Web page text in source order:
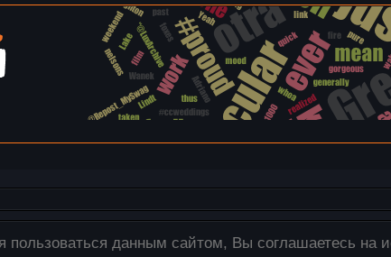
загружаются только на наш сервер!